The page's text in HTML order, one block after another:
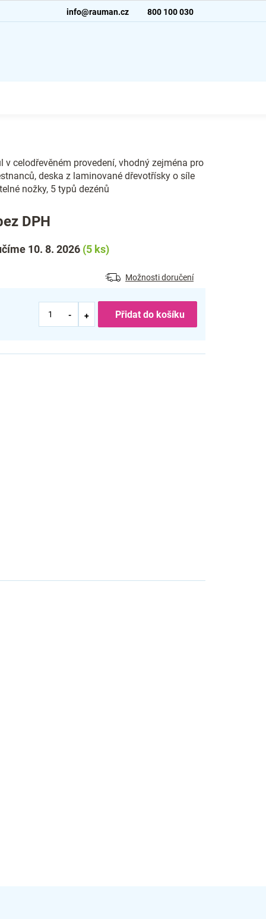
800 100 030
info@rauman.cz
DPH
10. 8. 2026 (5 ks)
Možnosti doručení
Přidat do košíku
v celodřevěném provedení, vhodný zejména pro
deska z laminované dřevotřísky o síle
nožky, 5 typů dezénů